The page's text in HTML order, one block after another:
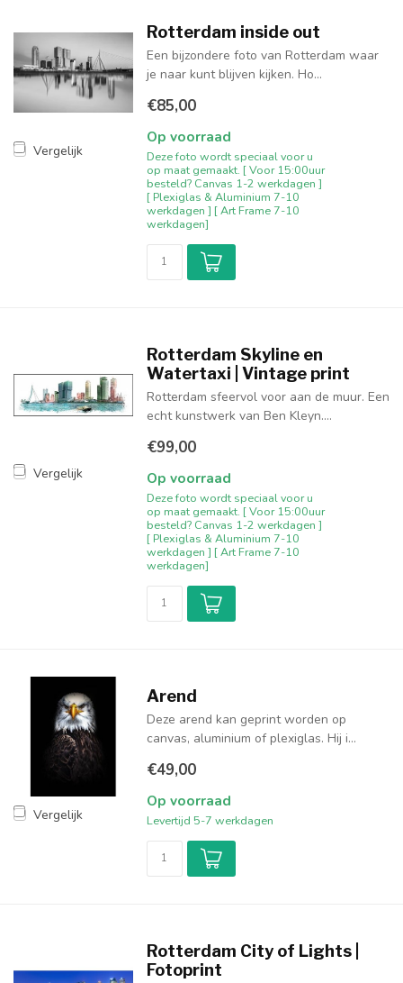
Vergelijk
Rotterdam inside out
Een bijzondere foto van Rotterdam waar
je naar kunt blijven kijken. Ho...
€85,00
Op voorraad
Deze foto wordt speciaal voor u
op maat gemaakt. [ Voor 15:00uur
besteld? Canvas 1-2 werkdagen ]
[ Plexiglas & Aluminium 7-10
werkdagen ] [ Art Frame 7-10
werkdagen]
Vergelijk
Rotterdam Skyline en
Watertaxi | Vintage print
Rotterdam sfeervol voor aan de muur. Een
echt kunstwerk van Ben Kleyn....
€99,00
Op voorraad
Deze foto wordt speciaal voor u
op maat gemaakt. [ Voor 15:00uur
besteld? Canvas 1-2 werkdagen ]
[ Plexiglas & Aluminium 7-10
werkdagen ] [ Art Frame 7-10
werkdagen]
Vergelijk
Arend
Deze arend kan geprint worden op
canvas, aluminium of plexiglas. Hij i...
€49,00
Op voorraad
Levertijd 5-7 werkdagen
Rotterdam City of Lights |
Fotoprint